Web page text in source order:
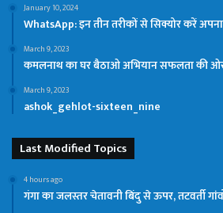
January 10, 2024
WhatsApp: इन तीन तरीकों से सिक्योर करें
March 9, 2023
कमलनाथ का घर बैठाओ अभियान सफलता की
March 9, 2023
ashok_gehlot-sixteen_nine
Last Modified Topics
4 hours ago
गंगा का जलस्तर चेतावनी बिंदु से ऊपर, तटवर्ती